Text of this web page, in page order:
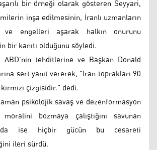
bir örneği olarak gösteren Seyyari,
inşa edilmesinin, İranlı uzmanların
engelleri aşarak halkın onurunu
bir kanıtı olduğunu söyledi.
tehditlerine ve Başkan Donald
sert yanıt vererek, "İran toprakları 90
çizgisidir." dedi.
psikolojik savaş ve dezenformasyon
bozmaya çalıştığını savunan
ise hiçbir gücün bu cesareti
ileri sürdü.